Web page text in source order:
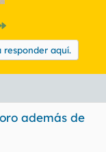
aquí.
además de